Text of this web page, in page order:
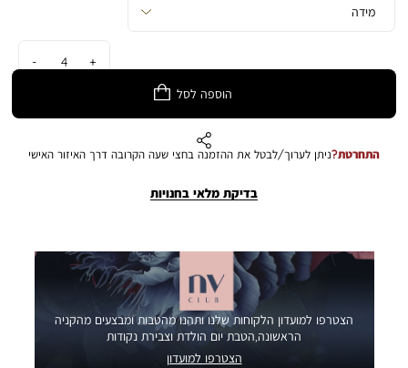
הוספה לסל
התחרטת?ניתן לערוך/לבטל את ההזמנה בחצי שעה הקרובה דרך האיזור האישי
בדיקת מלאי בחנויות
הצטרפו למועדון הלקוחות שלנו ותהנו מהטבות ומבצעים מהקניה
הראשונה,הטבת יום הולדת וצבירת נקודות
הצטרפו למועדון